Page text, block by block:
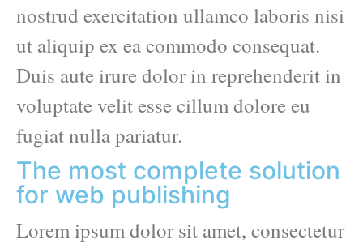
nostrud exercitation ullamco laboris nisi
ut aliquip ex ea commodo consequat.
Duis aute irure dolor in reprehenderit in
voluptate velit esse cillum dolore eu
fugiat nulla pariatur.
The most complete solution
for web publishing
Lorem ipsum dolor sit amet, consectetur